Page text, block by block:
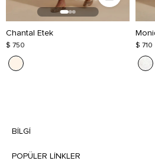
Chantal Etek
$ 750 $ 710
BILGI
POPÜLER LİNKLER